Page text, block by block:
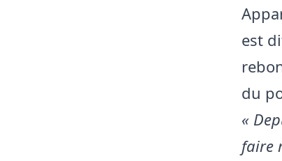
est
du
«
faire